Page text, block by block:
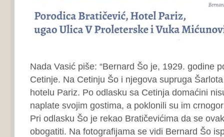
Nada Vasić piše: “Bernard Šo je, 1929. godine
Cetinje. Na Cetinju Šo i njegova supruga
hotelu Pariz. Po odlasku sa Cetinja domaćini
naplate svojim gostima, a poklonili su im
Pri odlasku Šo je rekao Bratičevićima da se
obogatiti. Na fotografijama se vidi Bernard Šo